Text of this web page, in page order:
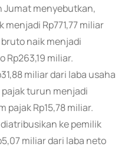
Jumat menyebutkan,
Rp771,77 miliar
naik menjadi
Rp263,19 miliar.
miliar dari laba usaha
pajak turun menjadi
pajak Rp15,78 miliar.
ke pemilik
miliar dari laba neto